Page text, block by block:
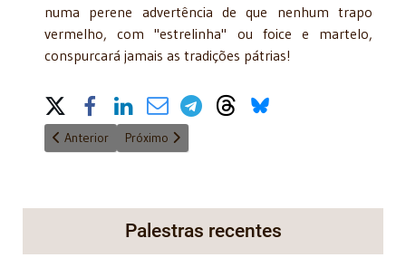
numa perene advertência de que nenhum trapo
vermelho, com "estrelinha" ou foice e martelo,
conspurcará jamais as tradições pátrias!
Share on Social Media
Artigo anterior: Comentário: Editorial da Folha de São Paulo
Anterior Próximo artigo: Lula ministro, para quê? - 18/3/
Próximo
Palestras recentes